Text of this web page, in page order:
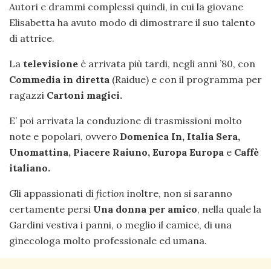
Autori e drammi complessi quindi, in cui la giovane
Elisabetta ha avuto modo di dimostrare il suo talento
di attrice.
La televisione è arrivata più tardi, negli anni ’80, con
Commedia in diretta (Raidue) e con il programma per
ragazzi Cartoni magici.
E’ poi arrivata la conduzione di trasmissioni molto
note e popolari, ovvero Domenica In, Italia Sera,
Unomattina, Piacere Raiuno, Europa Europa e Caffè
italiano.
Gli appassionati di fiction inoltre, non si saranno
certamente persi Una donna per amico, nella quale la
Gardini vestiva i panni, o meglio il camice, di una
ginecologa molto professionale ed umana.